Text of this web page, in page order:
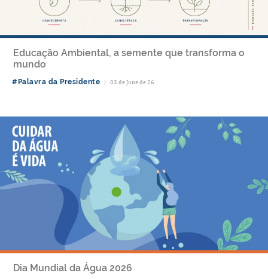
Educação Ambiental, a semente que transforma o
mundo
#Palavra da Presidente | 03 de June de 26
Dia Mundial da Água 2026